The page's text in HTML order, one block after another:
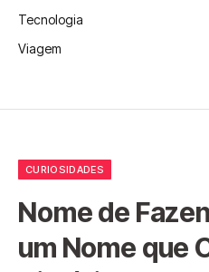
Tecnologia
Viagem
CURIOSIDADES
Nome de
um Nome que